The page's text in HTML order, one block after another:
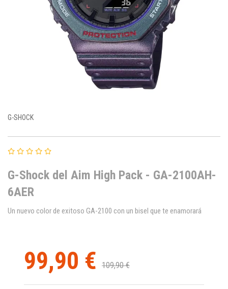
G-SHOCK
G-Shock del Aim High Pack - GA-2100AH-
6AER
Un nuevo color de exitoso GA-2100 con un bisel que te enamorará
99,90 € 109,90 €